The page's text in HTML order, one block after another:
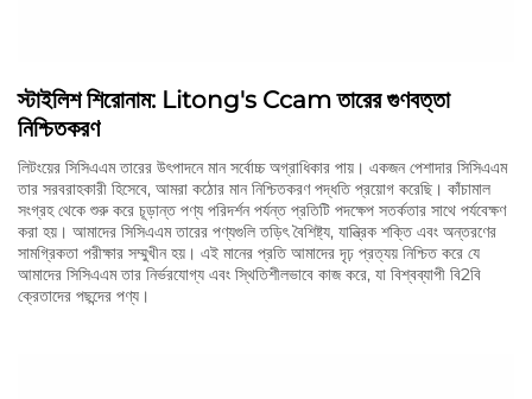
স্টাইলিশ শিরোনাম: Litong's Ccam তারের গুণবত্তা
নিশ্চিতকরণ
লিটংয়ের সিসিএএম তারের উৎপাদনে মান সর্বোচ্চ অগ্রাধিকার পায়। একজন পেশাদার সিসিএএম
তার সরবরাহকারী হিসেবে, আমরা কঠোর মান নিশ্চিতকরণ পদ্ধতি প্রয়োগ করেছি। কাঁচামাল
সংগ্রহ থেকে শুরু করে চূড়ান্ত পণ্য পরিদর্শন পর্যন্ত প্রতিটি পদক্ষেপ সতর্কতার সাথে পর্যবেক্ষণ
করা হয়। আমাদের সিসিএএম তারের পণ্যগুলি তড়িৎ বৈশিষ্ট্য, যান্ত্রিক শক্তি এবং অন্তরণের
সামগ্রিকতা পরীক্ষার সম্মুখীন হয়। এই মানের প্রতি আমাদের দৃঢ় প্রত্যয় নিশ্চিত করে যে
আমাদের সিসিএএম তার নির্ভরযোগ্য এবং স্থিতিশীলভাবে কাজ করে, যা বিশ্বব্যাপী বি2বি
ক্রেতাদের পছন্দের পণ্য।